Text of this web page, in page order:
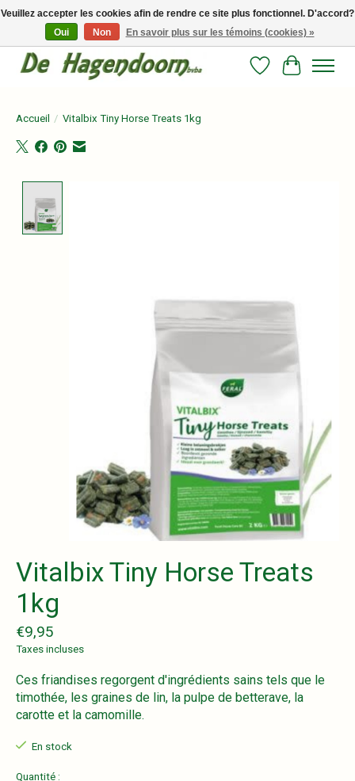
Persoonlijk advies en betrouwbare voeding voor jouw paard!
Liste dePanier
Accueil / Vitalbix Tiny Horse Treats 1kg
Vitalbix Tiny Horse Treats
1kg
€9,95
Taxes incluses
Ces friandises regorgent d'ingrédients sains tels que le
timothée, les graines de lin, la pulpe de betterave, la
carotte et la camomille.
En stock
Quantité :
Veuillez accepter les cookies afin de rendre ce site plus fonctionnel. D'accord?
Oui
Non En savoir plus sur les témoins (cookies) »